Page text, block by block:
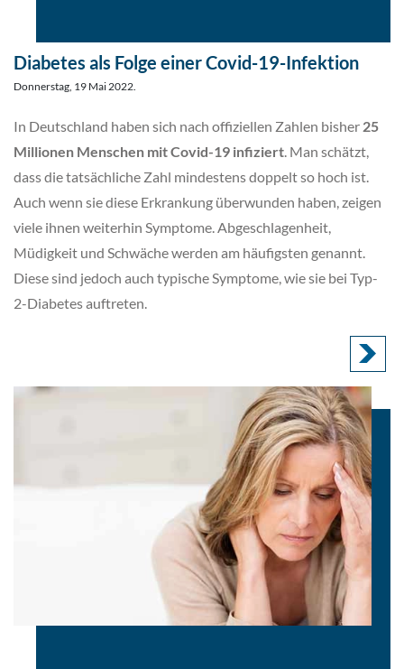
Diabetes als Folge einer Covid-19-Infektion
Donnerstag, 19 Mai 2022.
In Deutschland haben sich nach offiziellen Zahlen bisher 25
Millionen Menschen mit Covid-19 infiziert. Man schätzt,
dass die tatsächliche Zahl mindestens doppelt so hoch ist.
Auch wenn sie diese Erkrankung überwunden haben, zeigen
viele ihnen weiterhin Symptome. Abgeschlagenheit,
Müdigkeit und Schwäche werden am häufigsten genannt.
Diese sind jedoch auch typische Symptome, wie sie bei Typ-
2-Diabetes auftreten.